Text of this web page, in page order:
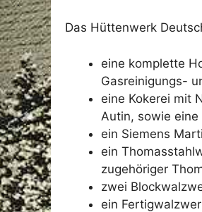
Das Hüttenwerk
eine komplette
Gasreinigungs-
eine Kokerei mit
Autin, sowie
ein Siemens
ein
zugehöriger
zwei
ein